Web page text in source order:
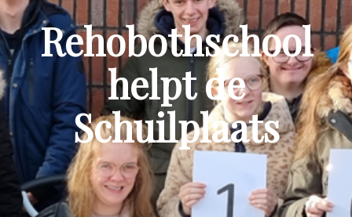
Rehobothschool
helpt de
Schuilplaats